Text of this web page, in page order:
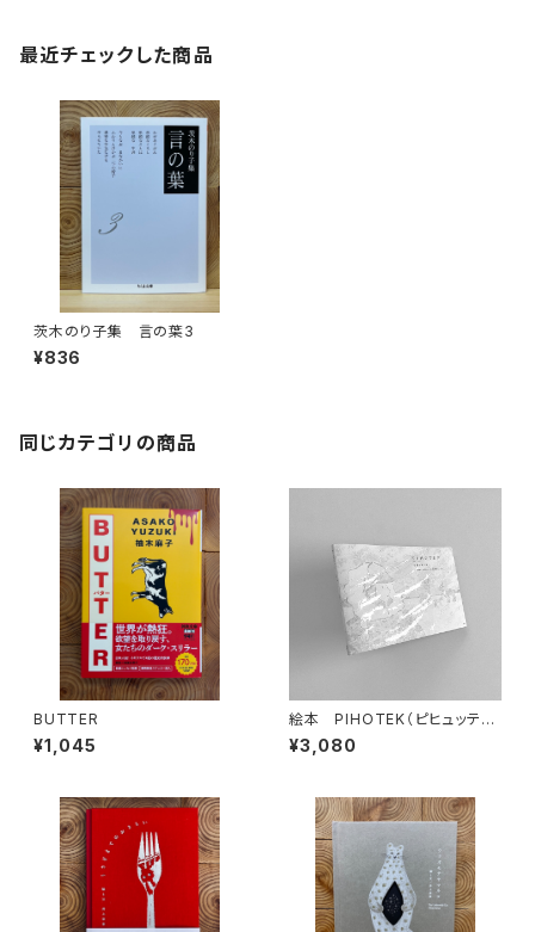
最近チェックした商品
茨木のり子集 言の葉3
¥836
同じカテゴリの商品
BUTTER
¥1,045
絵本 PIHOTEK（ピヒュッティ）
北極を風と歩く
¥3,080